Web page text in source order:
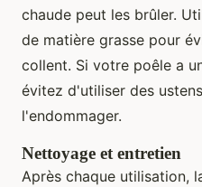
chaude peut les brûler.
de matière grasse pour
collent. Si votre poêle a
évitez d'utiliser des
l'endommager.
Nettoyage et entretien
Après chaque utilisation,